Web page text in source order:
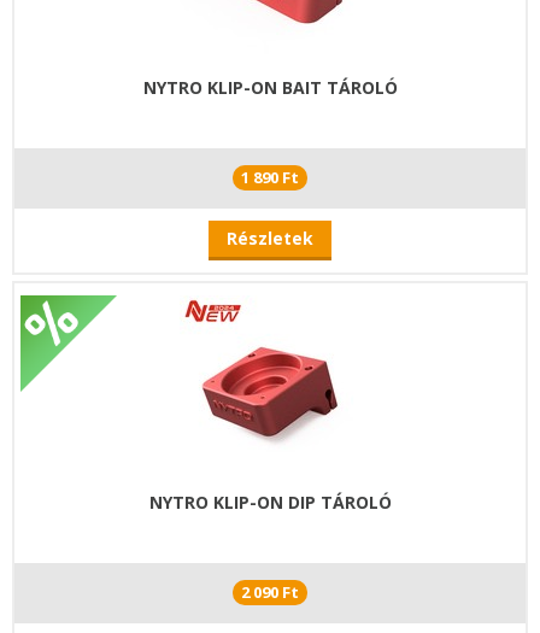
NYTRO KLIP-ON BAIT TÁROLÓ
1 890 Ft
Részletek
NYTRO KLIP-ON DIP TÁROLÓ
2 090 Ft